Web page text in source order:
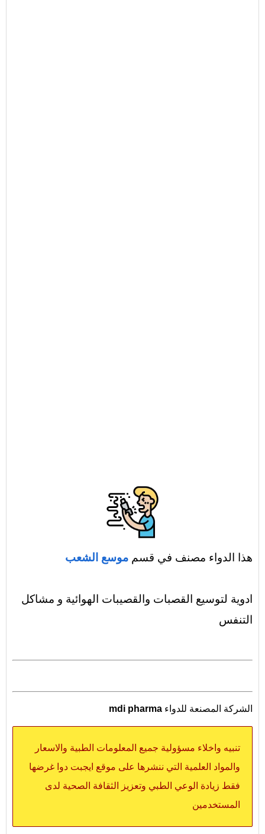
هذا الدواء مصنف في قسم موسع الشعب
ادوية لتوسيع القصبات والقصيبات الهوائية و مشاكل
التنفس
الشركة المصنعة للدواء mdi pharma
تنبيه واخلاء مسؤولية جميع المعلومات الطبية والاسعار
والمواد العلمية التي ننشرها على موقع ايجبت دوا غرضها
فقط زيادة الوعي الطبي وتعزيز الثقافة الصحية لدى
المستخدمين